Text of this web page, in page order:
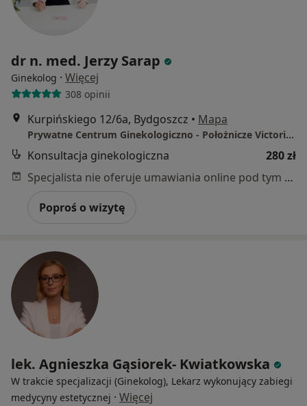
dr n. med. Jerzy Sarap
Ginekolog · Więcej
308 opinii
Kurpińskiego 12/6a, Bydgoszcz • Mapa
Prywatne Centrum Ginekologiczno - Położnicze Victoria w Bydgoszczy
Konsultacja ginekologiczna
280 zł
Specjalista nie oferuje umawiania online pod tym adresem.
Poproś o wizytę
lek. Agnieszka Gąsiorek- Kwiatkowska
W trakcie specjalizacji (Ginekolog), Lekarz wykonujący zabiegi
medycyny estetycznej · Więcej